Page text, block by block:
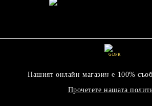
GDPR
Нашият онлайн магазин е 100%
Прочетете нашата